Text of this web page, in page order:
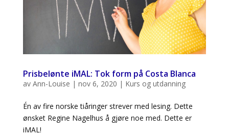
Prisbelønte iMAL: Tok form på Costa Blanca
av Ann-Louise | nov 6, 2020 | Kurs og utdanning
Én av fire norske tiåringer strever med lesing. Dette
ønsket Regine Nagelhus å gjøre noe med. Dette er
iMAL!